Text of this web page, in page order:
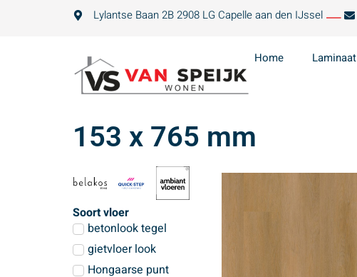
Lylantse Baan 2B 2908 LG Capelle aan den IJssel
Home Laminaat
153 x 765 mm
Soort vloer
betonlook tegel
gietvloer look
Hongaarse punt